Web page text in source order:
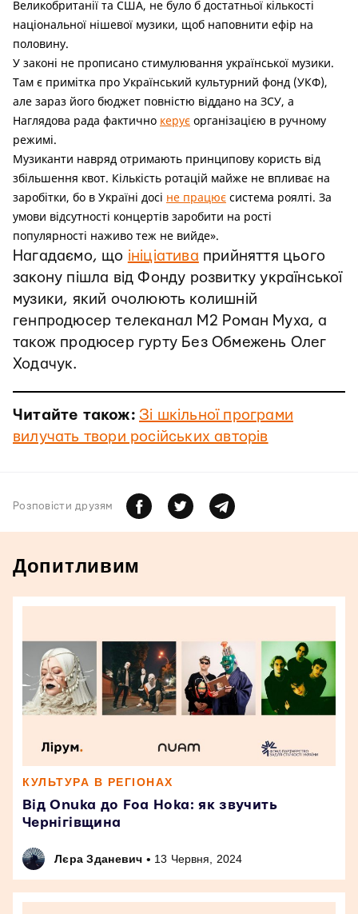
Великобританії та США, не було б достатньої кількості
національної нішевої музики, щоб наповнити ефір на
половину.
У законі не прописано стимулювання української музики.
Там є примітка про Український культурний фонд (УКФ),
але зараз його бюджет повністю віддано на ЗСУ, а
Наглядова рада фактично керує організацією в ручному
режимі.
Музиканти навряд отримають принципову користь від
збільшення квот. Кількість ротацій майже не впливає на
заробітки, бо в Україні досі не працює система роялті. За
умови відсутності концертів заробити на рості
популярності наживо теж не вийде».
Нагадаємо, що ініціатива прийняття цього
закону пішла від Фонду розвитку української
музики, який очолюють колишній
генпродюсер телеканал М2 Роман Муха, а
також продюсер гурту Без Обмежень Олег
Ходачук.
Читайте також: Зі шкільної програми
вилучать твори російських авторів
Розповiсти друзям
Допитливим
КУЛЬТУРА В РЕГІОНАХ
Від Onuka до Foa Hoka: як звучить
Чернігівщина
Лєра Зданевич • 13 Червня, 2024